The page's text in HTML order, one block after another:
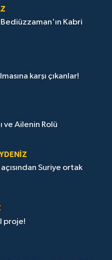
Bediüzzaman'ın Kabri
karşı çıkanlar!
ve Ailenin Rolü
Suriye ortak
proje!